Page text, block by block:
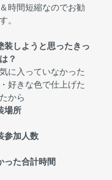
時間短縮なのでお勧
。
装しようと思ったきっ
？
に入っていなかった
好きな色で仕上げた
から
場所
参加人数
った合計時間